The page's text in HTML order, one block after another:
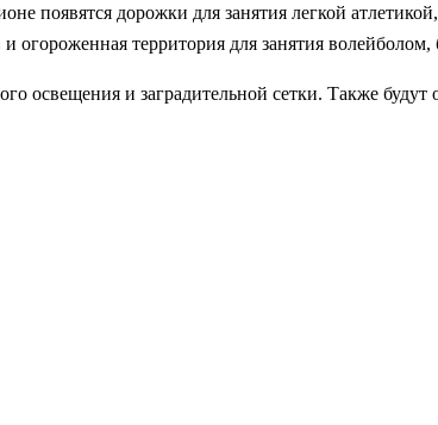
появятся дорожки для занятия легкой
территория для занятия
освещения и заградительной сетки. Также